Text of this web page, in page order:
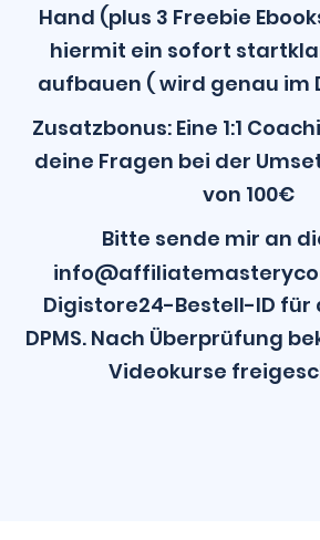
Hand (plus 3 Freebie
hiermit ein sofort
aufbauen ( wird genau im
Zusatzbonus: Eine 1:1
deine Fragen bei der
von 100€
Bitte sende mir an
Digistore24-Bestell-ID für
DPMS. Nach Überprüfung
Videokurse